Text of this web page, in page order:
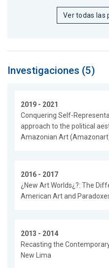
Ver todas las
Investigaciones (5)
2019 - 2021
Conquering Self-
approach to the political
Amazonian Art
2016 - 2017
¿New Art Worlds¿?: The
American Art and
2013 - 2014
Recasting the
New Lima